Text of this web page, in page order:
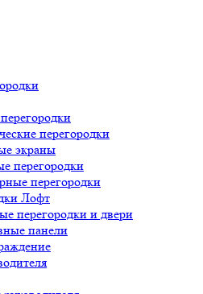
перегородки
экраны
перегородки
перегородки
Лофт
перегородки и двери
панели